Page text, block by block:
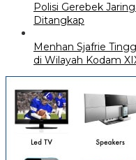
Polisi Gerebek
Ditangkap
Menhan Sjafrie
di Wilayah Kodam